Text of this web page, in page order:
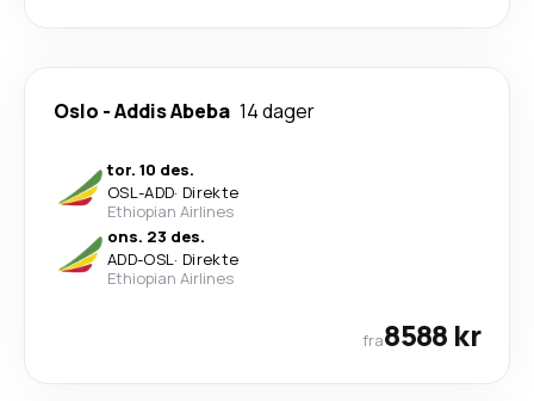
Oslo -Addis Abeba 14 dager
tor. 10 des.
OSL-ADD· Direkte
Ethiopian Airlines
ons. 23 des.
ADD-OSL· Direkte
Ethiopian Airlines
fra8588 kr